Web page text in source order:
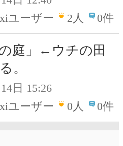
ユーザー
2人 0件
の庭」←ウチの田
。
日 15:26
ユーザー
0人 0件